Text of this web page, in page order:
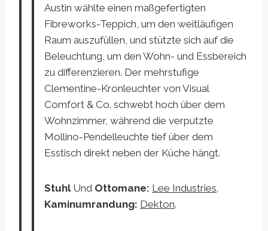
Austin wählte einen maßgefertigten
Fibreworks-Teppich, um den weitläufigen
Raum auszufüllen, und stützte sich auf die
Beleuchtung, um den Wohn- und Essbereich
zu differenzieren. Der mehrstufige
Clementine-Kronleuchter von Visual
Comfort & Co. schwebt hoch über dem
Wohnzimmer, während die verputzte
Mollino-Pendelleuchte tief über dem
Esstisch direkt neben der Küche hängt.
Stuhl Und Ottomane: Lee Industries.
Kaminumrandung: Dekton.